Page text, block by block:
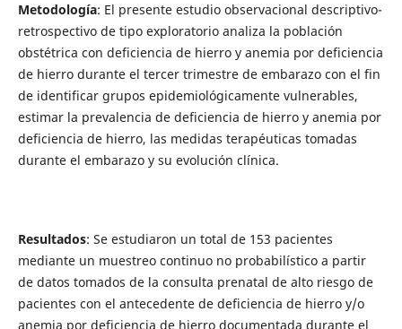
Metodología: El presente estudio observacional descriptivo-
retrospectivo de tipo exploratorio analiza la población
obstétrica con deficiencia de hierro y anemia por deficiencia
de hierro durante el tercer trimestre de embarazo con el fin
de identificar grupos epidemiológicamente vulnerables,
estimar la prevalencia de deficiencia de hierro y anemia por
deficiencia de hierro, las medidas terapéuticas tomadas
durante el embarazo y su evolución clínica.
Resultados: Se estudiaron un total de 153 pacientes
mediante un muestreo continuo no probabilístico a partir
de datos tomados de la consulta prenatal de alto riesgo de
pacientes con el antecedente de deficiencia de hierro y/o
anemia por deficiencia de hierro documentada durante el